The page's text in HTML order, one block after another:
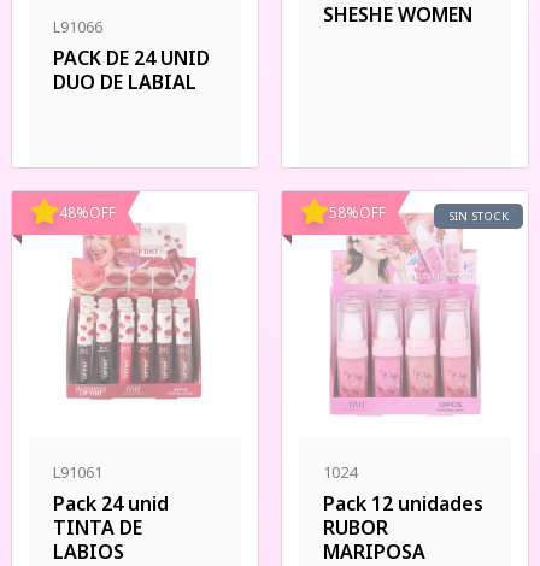
L91066
PACK DE 24 UNID
DUO DE LABIAL
SHESHE WOMEN
48%OFF
L91061
Pack 24 unid
TINTA DE
LABIOS
58%OFF SIN STOCK
1024
Pack 12 unidades
RUBOR
MARIPOSA